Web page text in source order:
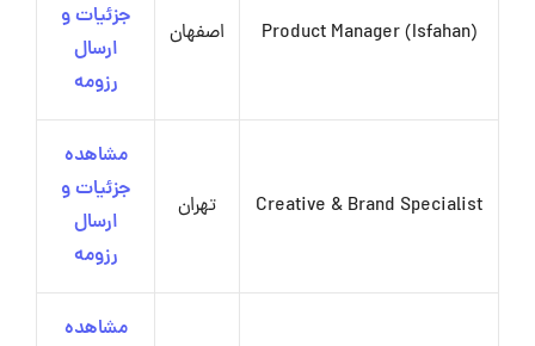
Product Manager (Isfahan) اصفهان
جزئیات و
ارسال
رزومه
Creative & Brand Specialist تهران
مشاهده
جزئیات و
ارسال
رزومه
مشاهده